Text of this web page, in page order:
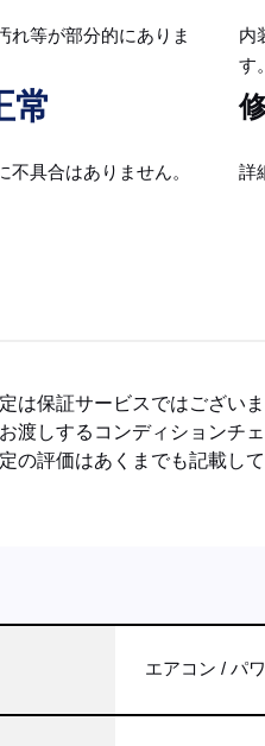
れ等が部分的にありま
内
す
常
不具合はありません。 詳
は保証サービスではござい
渡しするコンディションチ
の評価はあくまでも記載し
エアコン パ